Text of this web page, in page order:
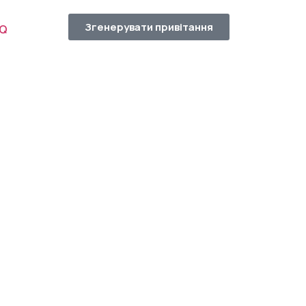
Згенерувати привітання